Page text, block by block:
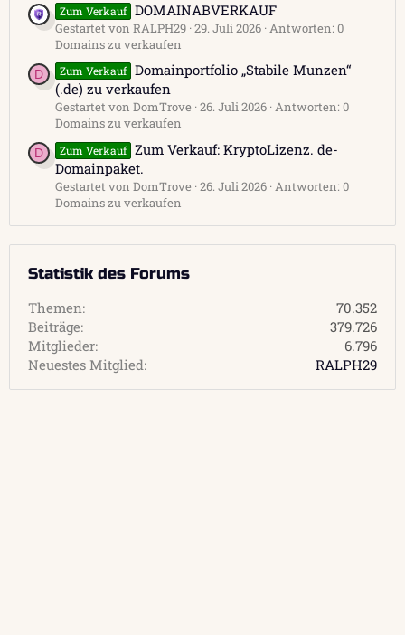
Zum Verkauf DOMAINABVERKAUF
Gestartet von RALPH29 29. Juli 2026 Antworten: 0
Domains zu verkaufen
D Zum Verkauf Domainportfolio „Stabile Munzen“
(.de) zu verkaufen
Gestartet von DomTrove 26. Juli 2026 Antworten: 0
Domains zu verkaufen
D Zum Verkauf Zum Verkauf: KryptoLizenz. de-
Domainpaket.
Gestartet von DomTrove 26. Juli 2026 Antworten: 0
Domains zu verkaufen
Statistik des Forums
Themen
70.352
Beiträge
379.726
Mitglieder
6.796
Neuestes Mitglied
RALPH29